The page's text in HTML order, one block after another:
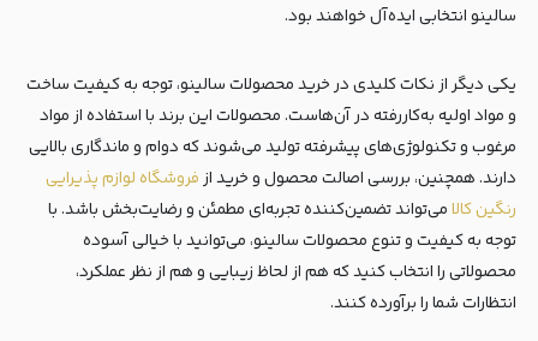
سالینو انتخابی ایده‌آل خواهند بود.
یکی دیگر از نکات کلیدی در خرید محصولات سالینو، توجه به کیفیت ساخت
و مواد اولیه به‌کاررفته در آن‌هاست. محصولات این برند با استفاده از مواد
مرغوب و تکنولوژی‌های پیشرفته تولید می‌شوند که دوام و ماندگاری بالایی
دارند. همچنین، بررسی اصالت محصول و خرید ازفروشگاه‌ لوازم پذیرایی
رنگین کالامی‌تواند تضمین‌کننده تجربه‌ای مطمئن و رضایت‌بخش باشد. با
توجه به کیفیت و تنوع محصولات سالینو، می‌توانید با خیالی آسوده
محصولاتی را انتخاب کنید که هم از لحاظ زیبایی و هم از نظر عملکرد،
انتظارات شما را برآورده کنند.